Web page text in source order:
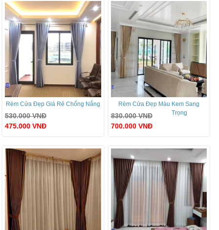
Rèm Cửa Đẹp Giá Rẻ Chống Nắng
530.000VNĐ
475.000 VNĐ
Rèm Cửa Đẹp Màu Kem Sang
Trọng
830.000VNĐ
700.000 VNĐ